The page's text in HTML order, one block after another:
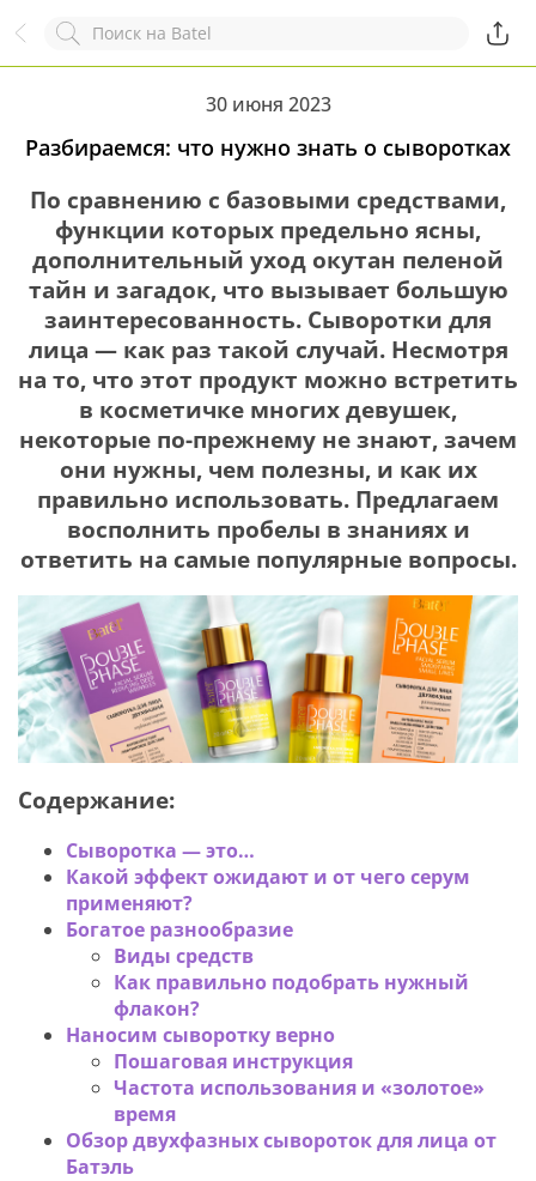
Назад
ОСТАВИТЬ ЗАЯВКУ
30 июня 2023
Разбираемся: что нужно знать о сыворотках
По сравнению с базовыми средствами,
функции которых предельно ясны,
дополнительный уход окутан пеленой
тайн и загадок, что вызывает большую
заинтересованность. Сыворотки для
лица — как раз такой случай. Несмотря
на то, что этот продукт можно встретить
в косметичке многих девушек,
некоторые по-прежнему не знают, зачем
они нужны, чем полезны, и как их
правильно использовать. Предлагаем
восполнить пробелы в знаниях и
ответить на самые популярные вопросы.
Содержание:
Сыворотка — это…
Какой эффект ожидают и от чего серум
применяют?
Богатое разнообразие
Виды средств
Как правильно подобрать нужный
флакон?
Наносим сыворотку верно
Пошаговая инструкция
Частота использования и «золотое»
время
Обзор двухфазных сывороток для лица от
Батэль
Появился вопрос?Заполните эту форму!
+7
Я соглашаюсь сполитикой защиты
персональных данных
ОТПРАВИТЬ
Наша служба поддержкиработает
Звоните нам!
+7 913 086-26-27
МАКС
Для звонков по РФ
8-800-201-38-27